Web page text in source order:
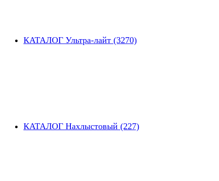
КАТАЛОГ Ультра-лайт (3270)
КАТАЛОГ Нахлыстовый (227)